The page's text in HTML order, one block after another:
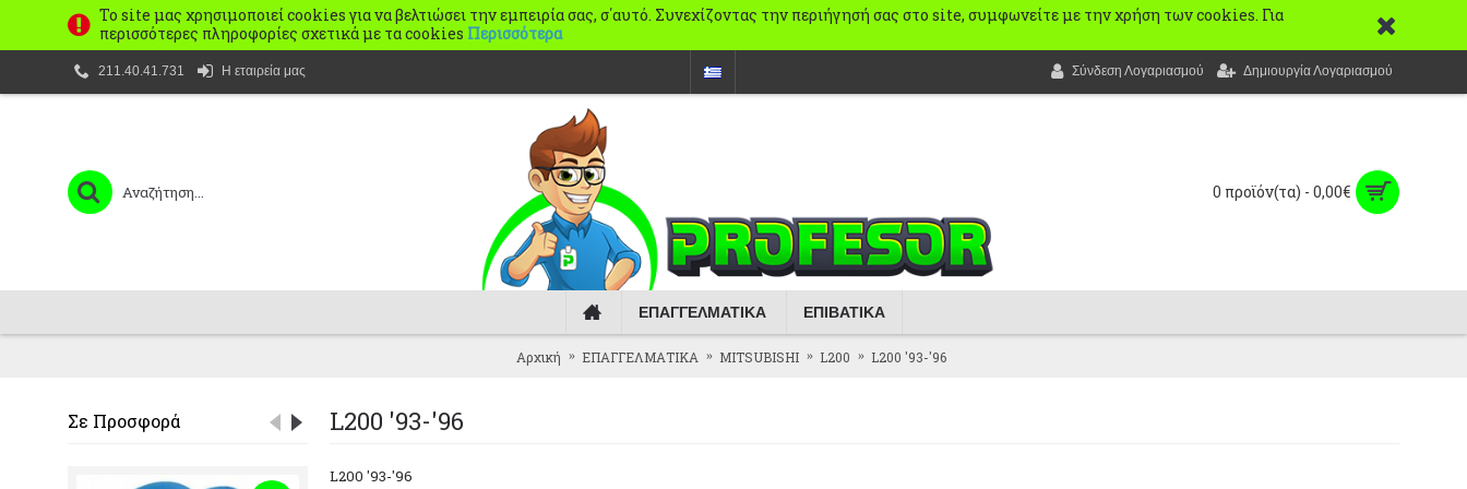
Το site μας χρησιμοποιεί cookies για να βελτιώσει την εμπειρία σας, σ΄αυτό. Συνεχίζοντας την περιήγησή σας στο site, συμφωνείτε με την χρήση των cookies. Για
περισσότερες πληροφορίες σχετικά με τα cookies Περισσότερα
211.40.41.731 Η εταιρεία μας Σύνδεση Λογαριασμού Δημιουργία Λογαριασμού
0 προϊόν(τα) - 0,00€
ΕΠΑΓΓΕΛΜΑΤΙΚΑ ΕΠΙΒΑΤΙΚΑ
Αρχική ΕΠΑΓΓΕΛΜΑΤΙΚΑ MITSUBISHI L200 L200 '93-'96
Σε Προσφορά L200 '93-'96
L200 '93-'96